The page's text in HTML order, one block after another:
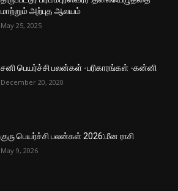
மாற்றும் அற்புத ஆலயம்
May 25, 2025
சனி பெயர்ச்சி பலன்கள் -பரிகாரங்கள் -கன்னி
December 20, 2020
குரு பெயர்ச்சி பலன்கள் 2026:மீன ராசி
May 9, 2026